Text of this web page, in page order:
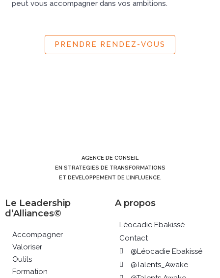
peut vous accompagner dans vos ambitions.
PRENDRE RENDEZ-VOUS
AGENCE DE CONSEIL
EN STRATEGIES DE TRANSFORMATIONS
ET DEVELOPPEMENT DE L’INFLUENCE.
Le Leadership
d’Alliances©
Accompagner
Valoriser
Outils
Formation
A propos
Léocadie Ebakissé
Contact
@Léocadie Ebakissé
@Talents_Awake